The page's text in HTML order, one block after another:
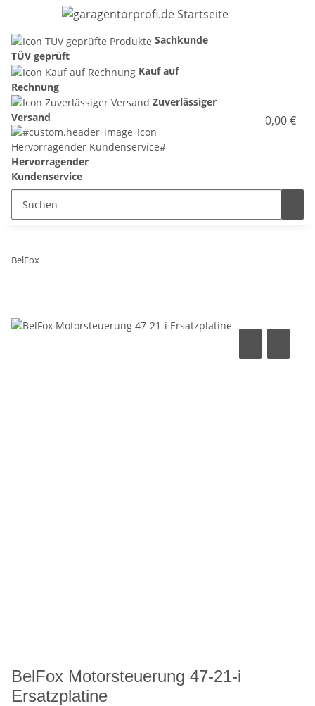
Sachkunde
TÜV geprüft
Kauf auf
Rechnung
Zuverlässiger
Versand
Hervorragender
Kundenservice
0,00 €
BelFox
BelFox Motorsteuerung 47-21-i
Ersatzplatine